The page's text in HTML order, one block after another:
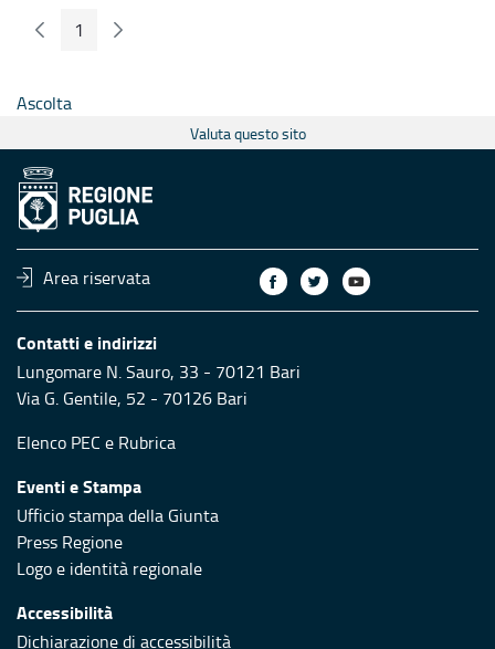
Pagina Precedente
Pagina
1 Pagina Seguente
Ascolta
Valuta questo sito
Area riservata
Contatti e indirizzi
Lungomare N. Sauro, 33 - 70121 Bari
Via G. Gentile, 52 - 70126 Bari
Elenco PEC e Rubrica
Eventi e Stampa
Ufficio stampa della Giunta
Press Regione
Logo e identità regionale
Accessibilità
Dichiarazione di accessibilità